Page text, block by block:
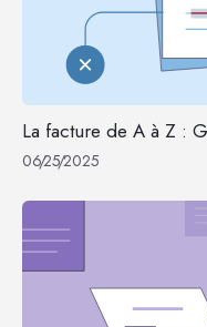
La facture de A à Z :
06/25/2025